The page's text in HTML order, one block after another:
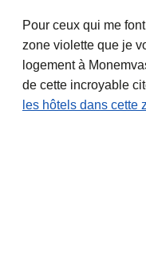
Pour ceux qui me
zone violette que je
logement à
de cette incroyable
les hôtels dans cette